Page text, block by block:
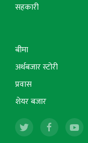
सहकारी
बीमा
अर्थबजार स्टोरी
प्रवास
शेयर बजार